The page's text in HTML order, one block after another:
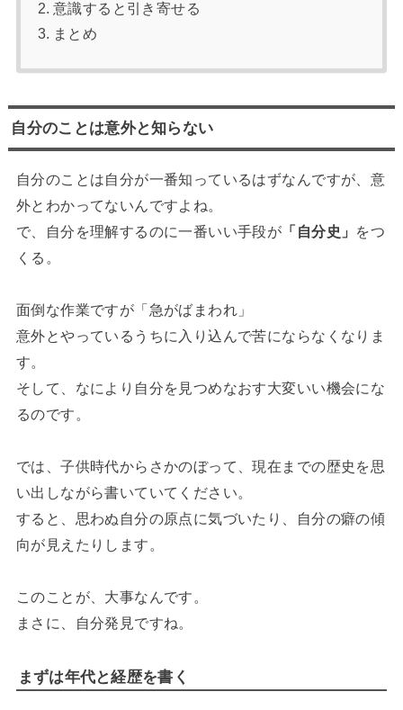
意識すると引き寄せる
まとめ
自分のことは意外と知らない
自分のことは自分が一番知っているはずなんですが、意
外とわかってないんですよね。
で、自分を理解するのに一番いい手段が 「自分史」 をつ
くる。
面倒な作業ですが「急がばまわれ」
意外とやっているうちに入り込んで苦にならなくなりま
す。
そして、なにより自分を見つめなおす大変いい機会にな
るのです。
では、子供時代からさかのぼって、現在までの歴史を思
い出しながら書いていてください。
すると、思わぬ自分の原点に気づいたり、自分の癖の傾
向が見えたりします。
このことが、大事なんです。
まさに、自分発見ですね。
まずは年代と経歴を書く